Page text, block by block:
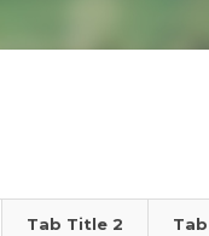
Tab Title 2